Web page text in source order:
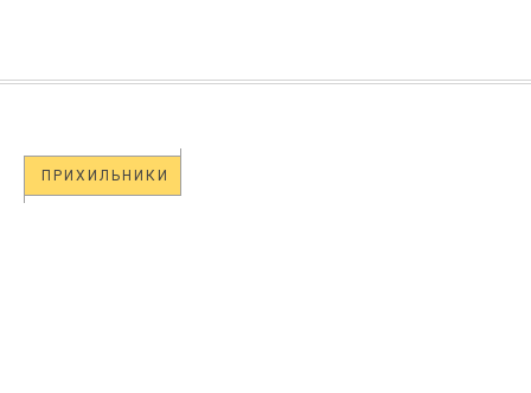
ПРИХИЛЬНИКИ